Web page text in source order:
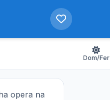
Dom/Fer
opera na